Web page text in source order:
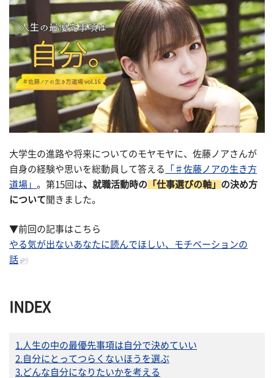
大学生の進路や将来についてのモヤモヤに、佐藤ノアさんが
自身の経験や思いを総動員して答える
「♯佐藤ノアの生き方
道場」 。第15回は、 就職活動時の 「仕事選びの軸」 の決め方
について 聞きました。
▼前回の記事はこちら
やる気が出ないあなたに読んでほしい、モチベーションの
話
INDEX
1.人生の中の最優先事項は自分で決めていい
2.自分にとってつらくないほうを選ぶ
3.どんな自分になりたいかを考える